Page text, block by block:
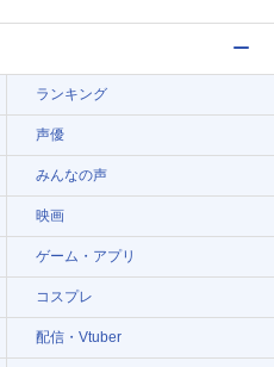
ランキング
声優
みんなの声
映画
ゲーム・アプリ
コスプレ
配信・Vtuber